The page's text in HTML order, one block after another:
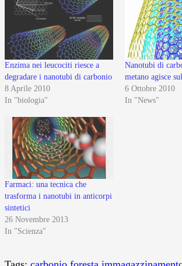
Enzima nei leucociti riesce a
degradare i nanotubi di carbonio
8 Aprile 2010
In "biologia"
Nanotubi di
metano agisce
6 Ottobre 2010
In "News"
Farmaci: una tecnica che
trasforma i nanotubi in anticorpi
sintetici
26 Novembre 2013
In "Scienza"